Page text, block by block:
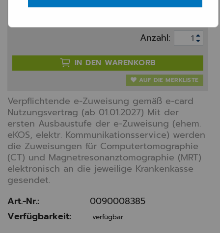
350,00 €
Anzahl:
IN DEN WARENKORB
AUF DIE MERKLISTE
Verpflichtende e-Zuweisung gemäß e-card
Nutzungsvertrag (ab 01.01.2027) Mit der
ersten Ausbaustufe der e-Zuweisung (ehem.
eKOS, elektr. Kommunikationsservice) werden
die Zuweisungen für Computertomographie
(CT) und Magnetresonanztomographie (MRT)
elektronisch an die jeweilige Krankenkasse
gesendet.
Art.-Nr.:
0090008385
Verfügbarkeit:
verfügbar